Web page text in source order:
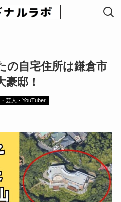
の自宅住所は鎌倉市
邸！
芸人・YouTuber